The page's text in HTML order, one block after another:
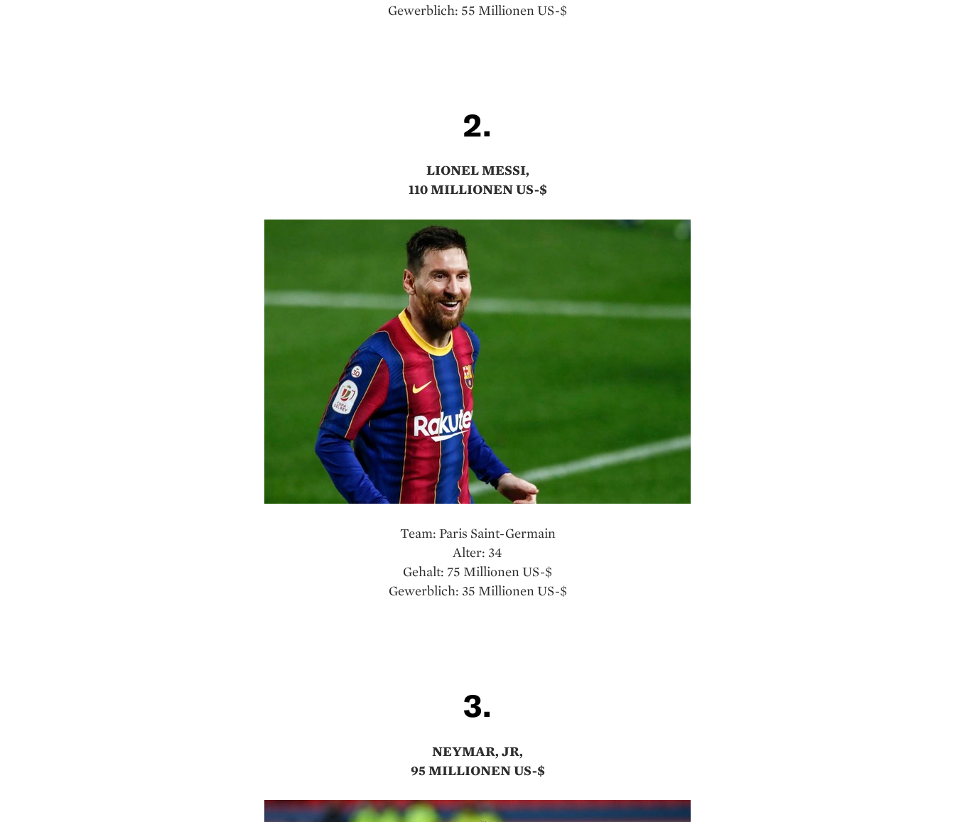
Gewerblich: 55 Millionen US-$
2.
LIONEL MESSI,
110 MILLIONEN US-$
Team: Paris Saint-Germain
Alter: 34
Gehalt: 75 Millionen US-$
Gewerblich: 35 Millionen US-$
3.
NEYMAR, JR,
95 MILLIONEN US-$